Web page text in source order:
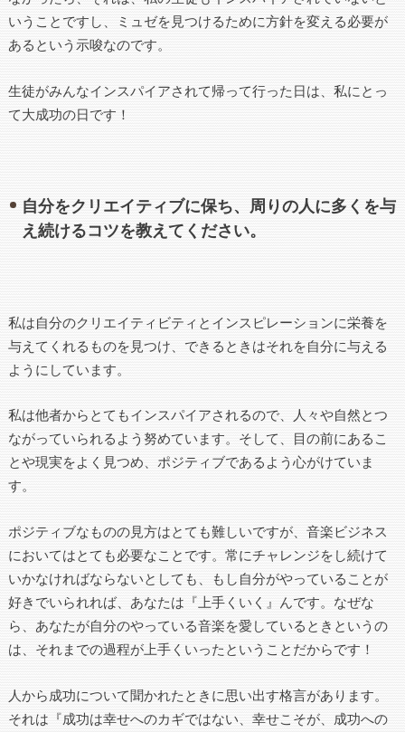
いうことですし、ミュゼを見つけるために方針を変える必要が
あるという示唆なのです。
生徒がみんなインスパイアされて帰って行った日は、私にとっ
て大成功の日です！
自分をクリエイティブに保ち、周りの人に多くを与
え続けるコツを教えてください。
私は自分のクリエイティビティとインスピレーションに栄養を
与えてくれるものを見つけ、できるときはそれを自分に与える
ようにしています。
私は他者からとてもインスパイアされるので、人々や自然とつ
ながっていられるよう努めています。そして、目の前にあるこ
とや現実をよく見つめ、ポジティブであるよう心がけていま
す。
ポジティブなものの見方はとても難しいですが、音楽ビジネス
においてはとても必要なことです。常にチャレンジをし続けて
いかなければならないとしても、もし自分がやっていることが
好きでいられれば、あなたは『上手くいく』んです。なぜな
ら、あなたが自分のやっている音楽を愛しているときというの
は、それまでの過程が上手くいったということだからです！
人から成功について聞かれたときに思い出す格言があります。
それは『成功は幸せへのカギではない、幸せこそが、成功への